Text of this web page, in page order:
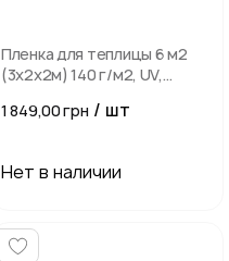
Пленка для теплицы 6 м2
(3х2х2м) 140 г/м2, UV,
морозостойкая, Зеленая
1 849,00 грн / шт
Нет в наличии